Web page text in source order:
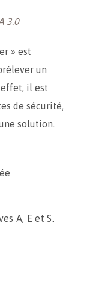
3.0
» est
un
effet, il est
de sécurité,
solution.
A, E et S.